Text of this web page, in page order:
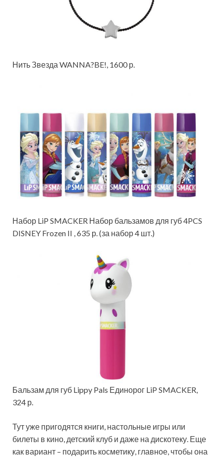
Нить Звезда WANNA?BE!, 1600 р.
Набор LiP SMACKER Набор бальзамов для губ 4PCS
DISNEY Frozen II , 635 р. (за набор 4 шт.)
Бальзам для губ Lippy Pals Единорог LiP SMACKER,
324 р.
Тут уже пригодятся книги, настольные игры или
билеты в кино, детский клуб и даже на дискотеку. Еще
как вариант – подарить косметику, главное, чтобы она